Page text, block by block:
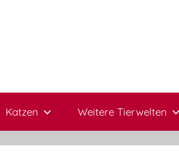
Katzen Weitere Tierwelten